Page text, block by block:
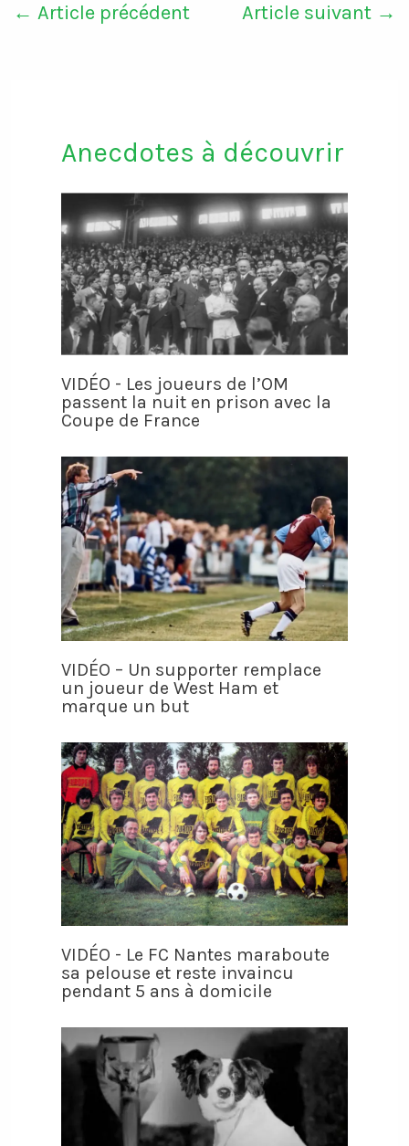
← Article précédent Article suivant →
Anecdotes à découvrir
VIDÉO - Les joueurs de l’OM
passent la nuit en prison avec la
Coupe de France
VIDÉO – Un supporter remplace
un joueur de West Ham et
marque un but
VIDÉO - Le FC Nantes maraboute
sa pelouse et reste invaincu
pendant 5 ans à domicile